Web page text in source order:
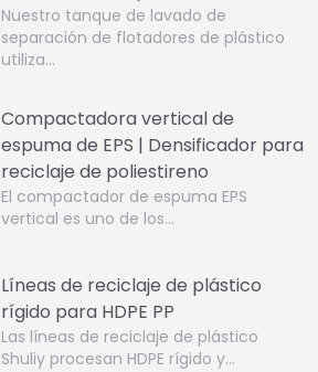
Nuestro tanque de lavado de
separación de flotadores de plástico
utiliza…
Compactadora vertical de
espuma de EPS | Densificador para
reciclaje de poliestireno
El compactador de espuma EPS
vertical es uno de los…
Líneas de reciclaje de plástico
rígido para HDPE PP
Las líneas de reciclaje de plástico
Shuliy procesan HDPE rígido y…